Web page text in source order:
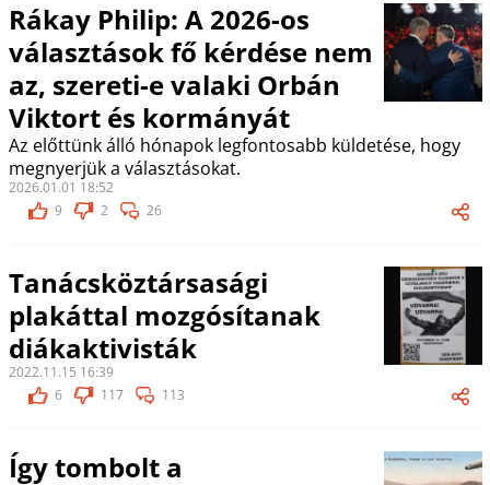
Rákay Philip: A 2026-os
választások fő kérdése nem
az, szereti-e valaki Orbán
Viktort és kormányát
Az előttünk álló hónapok legfontosabb küldetése, hogy
megnyerjük a választásokat.
2026.01.01 18:52
9
2 26
Tanácsköztársasági
plakáttal mozgósítanak
diákaktivisták
2022.11.15 16:39
6
117 113
Így tombolt a